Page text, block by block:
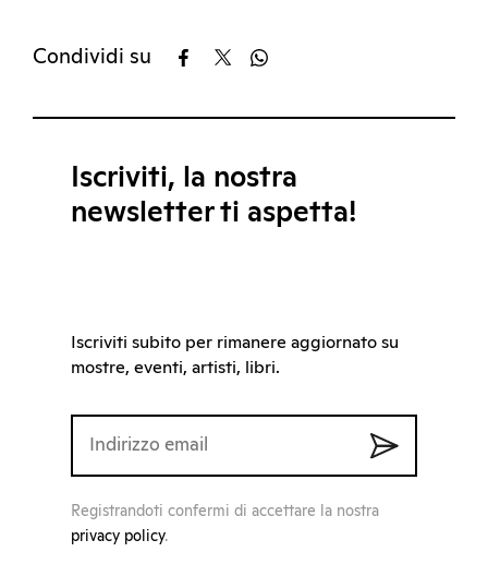
Condividi su
Iscriviti, la nostra
newsletter ti aspetta!
Iscriviti subito per rimanere aggiornato su
mostre, eventi, artisti, libri.
Registrandoti confermi di accettare la nostra
privacy policy.